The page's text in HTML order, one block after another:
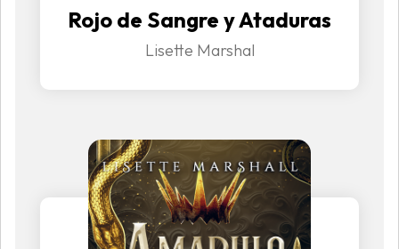
Rojo de Sangre y Ataduras
Lisette Marshal